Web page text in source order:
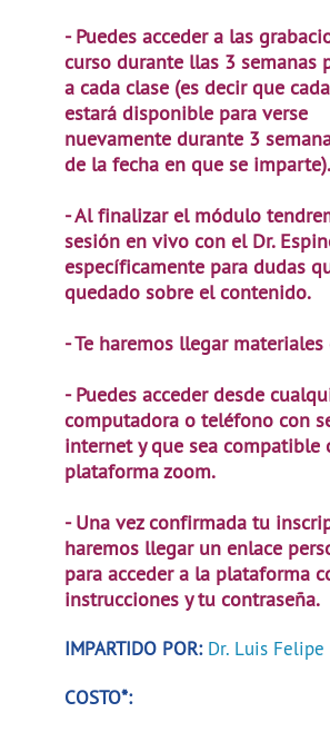
- Puedes acceder a las
curso durante llas 3 semanas
a cada clase (es decir que
estará disponible para verse
nuevamente durante 3
de la fecha en que se imparte).
- Al finalizar el módulo
sesión en vivo con el Dr.
específicamente para dudas
quedado sobre el contenido.
- Te haremos llegar materiales
- Puedes acceder desde
computadora o teléfono con
internet y que sea compatible
plataforma zoom.
- Una vez confirmada tu
haremos llegar un enlace
para acceder a la plataforma
instrucciones y tu contraseña.
IMPARTIDO POR: Dr. Luis Felipe
COSTO*: